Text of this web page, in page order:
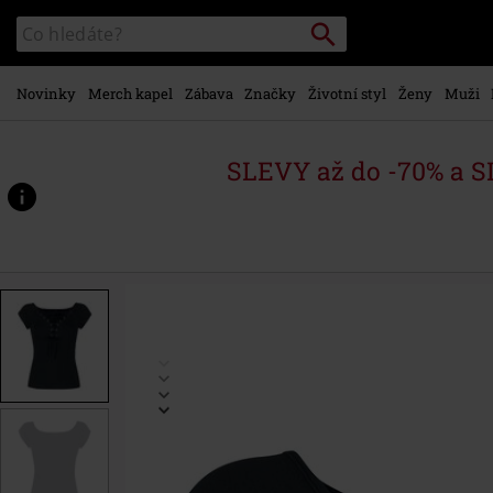
hlavnímu
obsahu
Katalog
vyhledávání
Vyhledávání
Novinky Merch kapel Zábava Značky Životní styl Ženy Muži
SLEVY až do -70% a
www.emp-
p/top-
487010.html